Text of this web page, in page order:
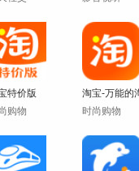
特价版
购物
淘宝-万能的
时尚购物